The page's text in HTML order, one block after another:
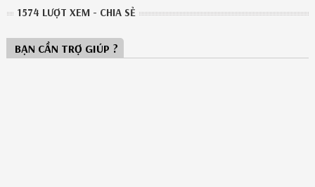
1574 LƯỢT XEM - CHIA SẺ
BẠN CẦN TRỢ GIÚP ?